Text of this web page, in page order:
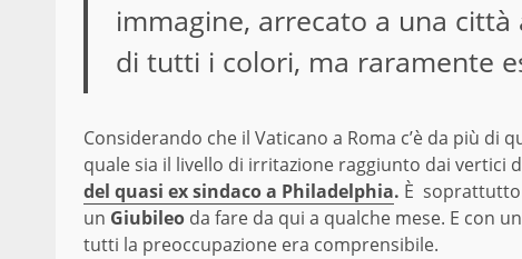
immagine, arrecato a una
di tutti i colori, ma raramente
Considerando che il Vaticano a Roma c’è da più di
quale sia il livello di irritazione raggiunto dai vertici
del quasi ex sindaco a Philadelphia. È soprattutto
un Giubileo da fare da qui a qualche mese. E con
tutti la preoccupazione era comprensibile.